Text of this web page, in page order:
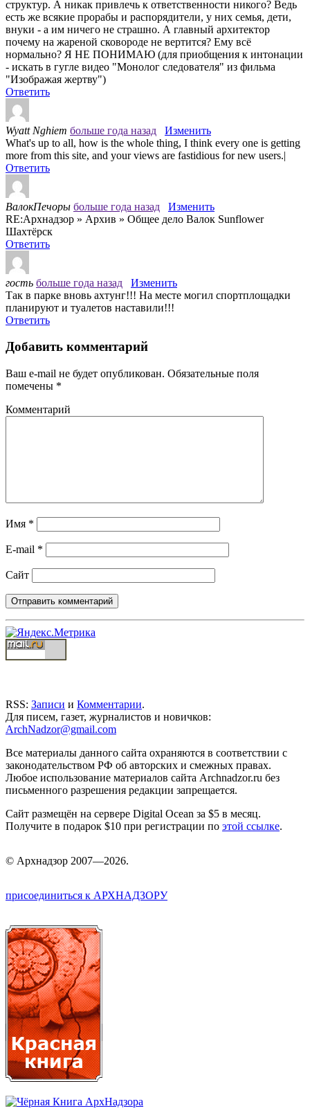
структур. А никак привлечь к ответственности никого? Ведь
есть же всякие прорабы и распорядители, у них семья, дети,
внуки - а им ничего не страшно. А главный архитектор
почему на жареной сковороде не вертится? Ему всё
нормально? Я НЕ ПОНИМАЮ (для приобщения к интонации
- искать в гугле видео "Монолог следователя" из фильма
"Изображая жертву")
Ответить
Wyatt Nghiem больше года назад
Изменить
What's up to all, how is the whole thing, I think every one is getting
more from this site, and your views are fastidious for new users.|
Ответить
ВалокПечоры больше года назад
Изменить
RE:Архнадзор » Архив » Общее дело Валок Sunflower
Шахтёрск
Ответить
гость больше года назад
Изменить
Так в парке вновь ахтунг!!! На месте могил спортплощадки
планируют и туалетов наставили!!!
Ответить
Добавить комментарий
Ваш e-mail не будет опубликован. Обязательные поля
помечены *
Комментарий
Имя *
E-mail *
Сайт
RSS: Записи и Комментарии.
Для писем, газет, журналистов и новичков:
ArchNadzor@gmail.com
Все материалы данного сайта охраняются в соответствии с
законодательством РФ об авторских и смежных правах.
Любое использование материалов сайта Archnadzor.ru без
письменного разрешения редакции запрещается.
Сайт размещён на сервере Digital Ocean за $5 в месяц.
Получите в подарок $10 при регистрации по этой ссылке.
© Архнадзор 2007—2026.
присоединиться к АРХНАДЗОРУ